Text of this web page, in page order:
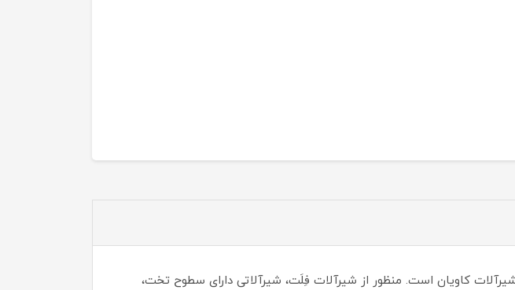
های فلت شیرآلات کاویان است. منظور از شیرآلات فِلَت، شیرآلاتی دارای سطوح تخت،